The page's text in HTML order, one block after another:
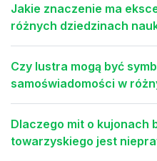
Jakie znaczenie ma
różnych dziedzinach
Czy lustra mogą być
samoświadomości w
Dlaczego mit o kujonach
towarzyskiego jest